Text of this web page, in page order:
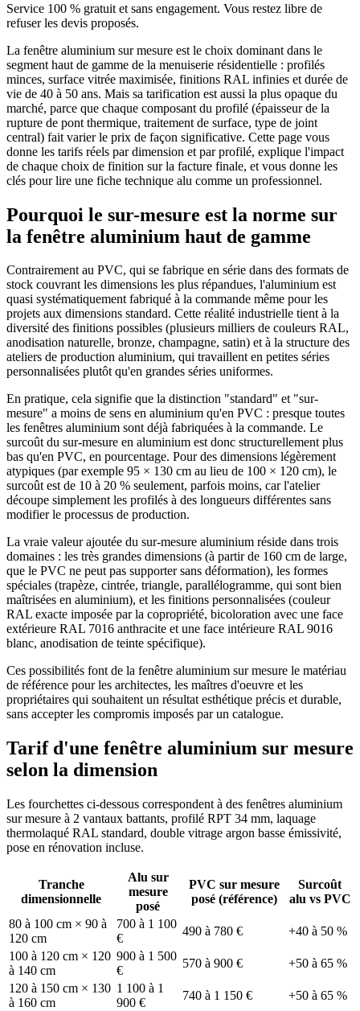
Service 100 % gratuit et sans engagement. Vous restez libre de
refuser les devis proposés.
La fenêtre aluminium sur mesure est le choix dominant dans le
segment haut de gamme de la menuiserie résidentielle : profilés
minces, surface vitrée maximisée, finitions RAL infinies et durée de
vie de 40 à 50 ans. Mais sa tarification est aussi la plus opaque du
marché, parce que chaque composant du profilé (épaisseur de la
rupture de pont thermique, traitement de surface, type de joint
central) fait varier le prix de façon significative. Cette page vous
donne les tarifs réels par dimension et par profilé, explique l'impact
de chaque choix de finition sur la facture finale, et vous donne les
clés pour lire une fiche technique alu comme un professionnel.
Pourquoi le sur-mesure est la norme sur
la fenêtre aluminium haut de gamme
Contrairement au PVC, qui se fabrique en série dans des formats de
stock couvrant les dimensions les plus répandues, l'aluminium est
quasi systématiquement fabriqué à la commande même pour les
projets aux dimensions standard. Cette réalité industrielle tient à la
diversité des finitions possibles (plusieurs milliers de couleurs RAL,
anodisation naturelle, bronze, champagne, satin) et à la structure des
ateliers de production aluminium, qui travaillent en petites séries
personnalisées plutôt qu'en grandes séries uniformes.
En pratique, cela signifie que la distinction "standard" et "sur-
mesure" a moins de sens en aluminium qu'en PVC : presque toutes
les fenêtres aluminium sont déjà fabriquées à la commande. Le
surcoût du sur-mesure en aluminium est donc structurellement plus
bas qu'en PVC, en pourcentage. Pour des dimensions légèrement
atypiques (par exemple 95 × 130 cm au lieu de 100 × 120 cm), le
surcoût est de 10 à 20 % seulement, parfois moins, car l'atelier
découpe simplement les profilés à des longueurs différentes sans
modifier le processus de production.
La vraie valeur ajoutée du sur-mesure aluminium réside dans trois
domaines : les très grandes dimensions (à partir de 160 cm de large,
que le PVC ne peut pas supporter sans déformation), les formes
spéciales (trapèze, cintrée, triangle, parallélogramme, qui sont bien
maîtrisées en aluminium), et les finitions personnalisées (couleur
RAL exacte imposée par la copropriété, bicoloration avec une face
extérieure RAL 7016 anthracite et une face intérieure RAL 9016
blanc, anodisation de teinte spécifique).
Ces possibilités font de la fenêtre aluminium sur mesure le matériau
de référence pour les architectes, les maîtres d'oeuvre et les
propriétaires qui souhaitent un résultat esthétique précis et durable,
sans accepter les compromis imposés par un catalogue.
Tarif d'une fenêtre aluminium sur mesure
selon la dimension
Les fourchettes ci-dessous correspondent à des fenêtres aluminium
sur mesure à 2 vantaux battants, profilé RPT 34 mm, laquage
thermolaqué RAL standard, double vitrage argon basse émissivité,
pose en rénovation incluse.
Tranche
dimensionnelle
Alu sur
mesure
posé
PVC sur mesure
posé (référence)
Surcoût
alu vs PVC
80 à 100 cm × 90 à
120 cm
700 à 1 100
€
490 à 780 €
+40 à 50 %
100 à 120 cm × 120
à 140 cm
900 à 1 500
€
570 à 900 €
+50 à 65 %
120 à 150 cm × 130
à 160 cm
1 100 à 1
900 €
740 à 1 150 €
+50 à 65 %